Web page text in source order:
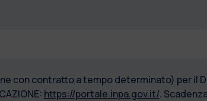
con contratto a tempo determinato) per il
https://portale.inpa.gov.it/.